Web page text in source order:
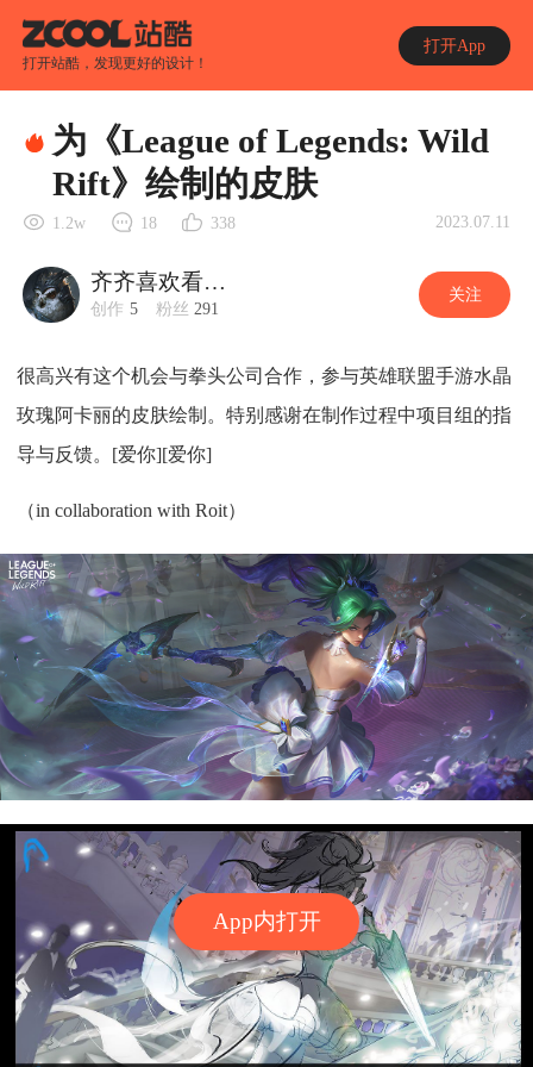
打开站酷，发现更好的设计！
打开App
App内打开
为《League of Legends: Wild
Rift》绘制的皮肤
1.2w 18 338 2023.07.11
齐齐喜欢看美漫
创作 5 粉丝 291
关注
很高兴有这个机会与拳头公司合作，参与英雄联盟手游水晶
玫瑰阿卡丽的皮肤绘制。特别感谢在制作过程中项目组的指
导与反馈。[爱你][爱你]
（in collaboration with Roit）